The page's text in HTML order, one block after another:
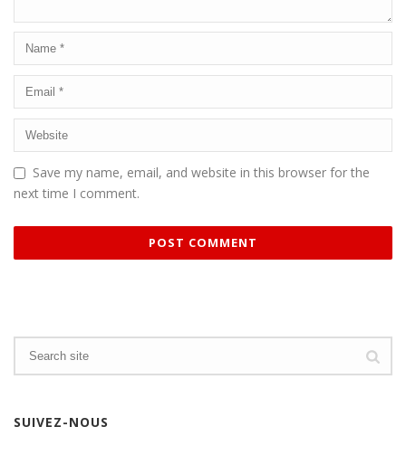
Save my name, email, and website in this browser for the
next time I comment.
SUIVEZ-NOUS